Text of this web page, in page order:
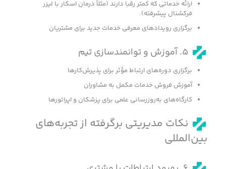
ارائه خدماتی که کمتر رقبا دارند (مثلاً درمان اسکار با لیزر
فرکشنال پیشرفته).
برگزاری رویدادهای معرفی خدمات جدید برای مشتریان
۵. آموزش و توانمندسازی تیم
برگزاری دوره‌های ارتباط مؤثر برای پذیرش‌کارها
آموزش فروش خدمات مکمل به مشاوران
کارگاه‌های به‌روزرسانی علمی برای پزشکان و اپراتورها
نکات مدیریتی برگرفته از تجربه‌های
بین‌المللی